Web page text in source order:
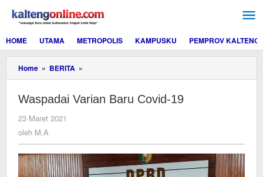
konten
HOME
UTAMA METROPOLIS KAMPUSKU PEMPROV KALTENG
Home » BERITA »
Varian
Covid-
Waspadai Varian Baru Covid-19
23 Maret 2021
oleh M.A